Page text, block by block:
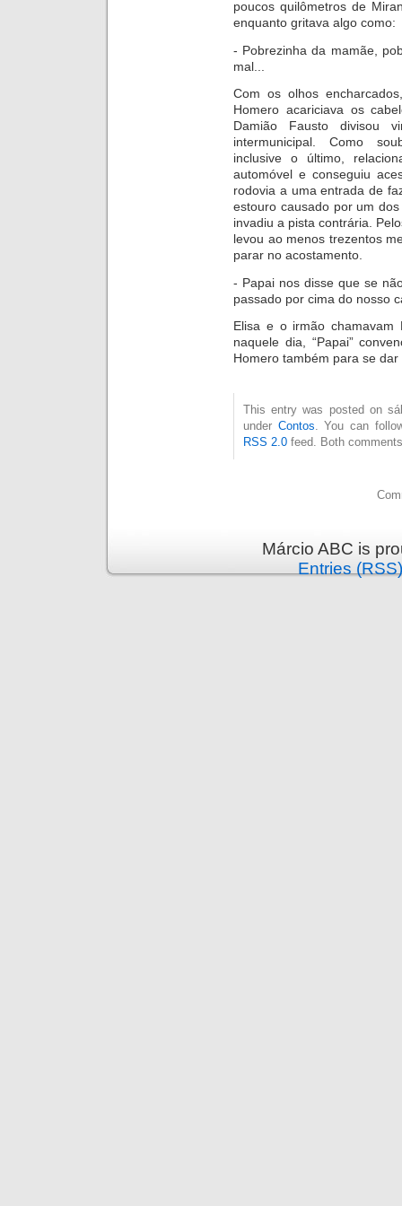
poucos quilômetros de
enquanto gritava algo como:
- Pobrezinha da mamãe,
mal...
Com os olhos
Homero acariciava os
Damião Fausto divisou
intermunicipal. Como
inclusive o último,
automóvel e conseguiu
rodovia a uma entrada de
estouro causado por um
invadiu a pista contrária.
levou ao menos trezentos
parar no acostamento.
- Papai nos disse que se
passado por cima do nosso
Elisa e o irmão chamavam
naquele dia, “Papai”
Homero também para se
This entry was posted on
under Contos. You can
RSS 2.0 feed. Both
Márcio ABC is
Entries (RSS)